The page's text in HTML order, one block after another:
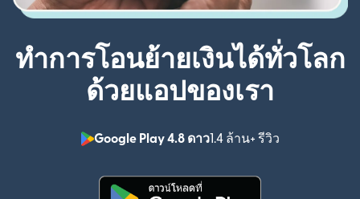
ทำการโอนย้ายเงินได้ทั่วโลก
ด้วยแอปของเรา
Google Play 4.8 ดาว1.4 ล้าน+ รีวิว
(เปิดในหน้าต่